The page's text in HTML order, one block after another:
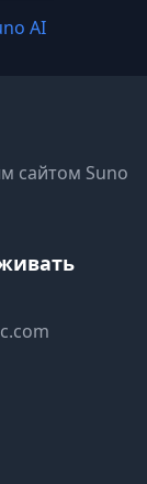
AI
сайтом Suno